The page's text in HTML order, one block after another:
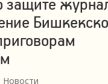
защите
Новости